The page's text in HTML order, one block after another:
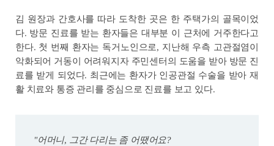
김 원장과 간호사를 따라 도착한 곳은 한 주택가의 골목이었
다. 방문 진료를 받는 환자들은 대부분 이 근처에 거주한다고
한다. 첫 번째 환자는 독거노인으로, 지난해 우측 고관절염이
악화되어 거동이 어려워지자 주민센터의 도움을 받아 방문 진
료를 받게 되었다. 최근에는 환자가 인공관절 수술을 받아 재
활 치료와 통증 관리를 중심으로 진료를 보고 있다.
"어머니, 그간 다리는 좀 어땠어요?